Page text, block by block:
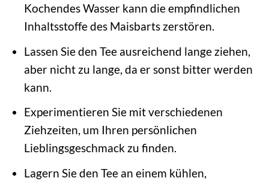
Kochendes Wasser kann die empfindlichen
Inhaltsstoffe des Maisbarts zerstören.
Lassen Sie den Tee ausreichend lange ziehen,
aber nicht zu lange, da er sonst bitter werden
kann.
Experimentieren Sie mit verschiedenen
Ziehzeiten, um Ihren persönlichen
Lieblingsgeschmack zu finden.
Lagern Sie den Tee an einem kühlen,